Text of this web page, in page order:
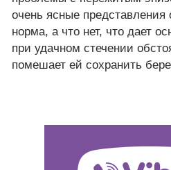
очень ясные представления
норма, а что нет, что дает
при удачном стечении
помешает ей сохранить